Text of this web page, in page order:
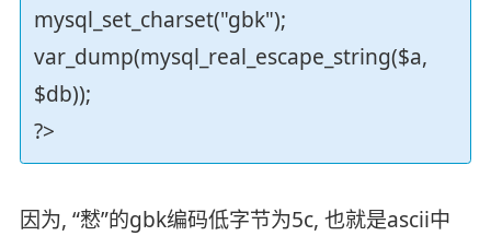
mysql_set_charset("gbk");
var_dump(mysql_real_escape_string($a,
$db));
?>
因为, “慭”的gbk编码低字节为5c, 也就是ascii中